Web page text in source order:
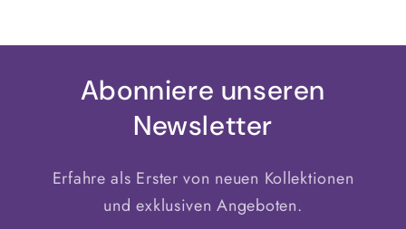
Abonniere unseren
Newsletter
Erfahre als Erster von neuen Kollektionen
und exklusiven Angeboten.